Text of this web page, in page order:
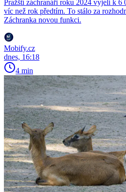
Pražští záchranáři roku 2024 vyjeli k
víc než rok předtím. To stálo za
Záchranka novou funkci.
Mobify.cz
dnes, 16:18
4 min